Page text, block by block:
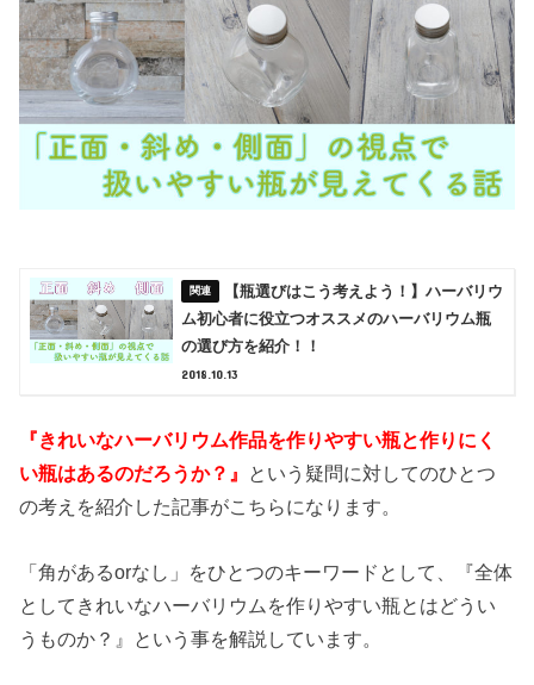
【瓶選びはこう考えよう！】ハーバリウ
ム初心者に役立つオススメのハーバリウム瓶
の選び方を紹介！！
2018.10.13
『きれいなハーバリウム作品を作りやすい瓶と作りにく
い瓶はあるのだろうか？』 という疑問に対してのひとつ
の考えを紹介した記事がこちらになります。
「角があるorなし」をひとつのキーワードとして、『全体
としてきれいなハーバリウムを作りやすい瓶とはどうい
うものか？』という事を解説しています。